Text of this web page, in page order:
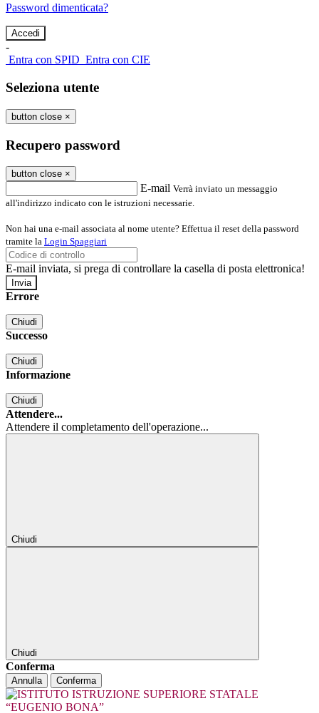
Password dimenticata?
-
Entra con SPID Entra con CIE
Seleziona utente
button close ×
Recupero password
button close ×
E-mail Verrà inviato un messaggio
all'indirizzo indicato con le istruzioni necessarie.
Non hai una e-mail associata al nome utente? Effettua il reset della password
tramite la Login Spaggiari
E-mail inviata, si prega di controllare la casella di posta elettronica!
Errore
Chiudi
Successo
Chiudi
Informazione
Chiudi
Attendere...
Attendere il completamento dell'operazione...
Chiudi
Chiudi
Conferma
Annulla Conferma